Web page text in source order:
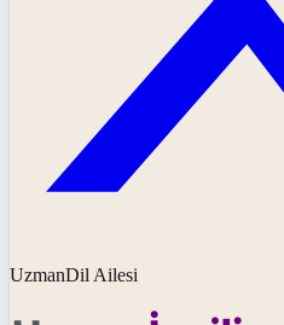
UzmanDil Ailesi